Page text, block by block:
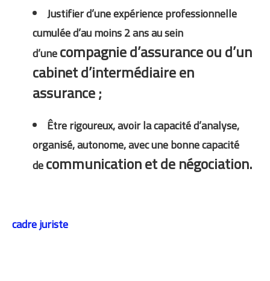
Justifier d’une expérience professionnelle
cumulée d’au moins 2 ans au sein
d’unecompagnie d’assurance ou d’un
cabinet d’intermédiaire en
assurance ;
Être rigoureux, avoir la capacité d’analyse,
organisé, autonome, avec une bonne capacité
decommunication et de négociation.
cadre juriste